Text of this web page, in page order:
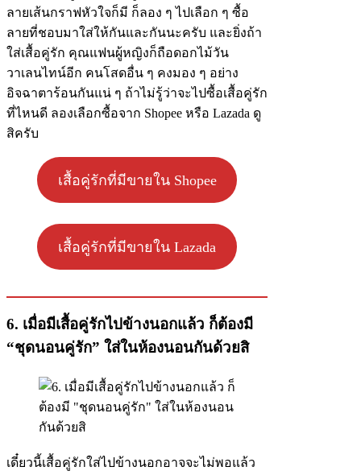
ลายเส้นกราฟหัวใจก็มี ก็ลอง ๆ ไปเลือก ๆ ซื้อ
ลายที่ชอบมาใส่ให้กันและกันนะครับ และยิ่งถ้า
ใส่เสื้อคู่รัก คุณแฟนผู้หญิงก็ถือดอกไม้วัน
วาเลนไทน์อีก คนโสดอื่น ๆ คงมอง ๆ อย่าง
อิจฉาตาร้อนกันแน่ ๆ ถ้าไม่รู้ว่าจะไปซื้อเสื้อคู่รัก
ที่ไหนดี ลองเลือกซื้อจาก Shopee หรือ Lazada ดู
สิครับ
เสื้อคู่รักที่มีขายใน Shopee
เสื้อคู่รักที่มีขายใน Lazada
6. เมื่อมีเสื้อคู่รักไปข้างนอกแล้ว ก็ต้องมี
“ชุดนอนคู่รัก” ใส่ในห้องนอนกันด้วยสิ
เดี๋ยวนี้เสื้อคู่รักใส่ไปข้างนอกอาจจะไม่พอแล้ว